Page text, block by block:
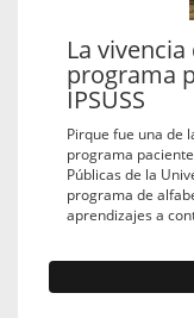
La
programa
IPSUSS
Pirque fue una de
programa
Públicas de la
programa de
aprendizajes a